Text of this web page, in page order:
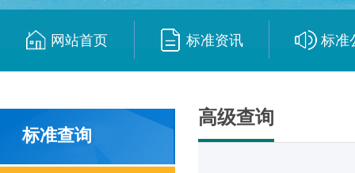
网站首页 标准资讯 标准
标准查询
高级查询